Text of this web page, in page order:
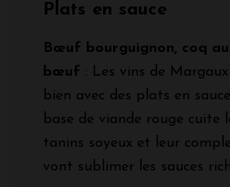
Plats en sauce
Bœuf bourguignon, coq
bœuf : Les vins de
bien avec des plats en
base de viande rouge cuite
tanins soyeux et leur
vont sublimer les sauces